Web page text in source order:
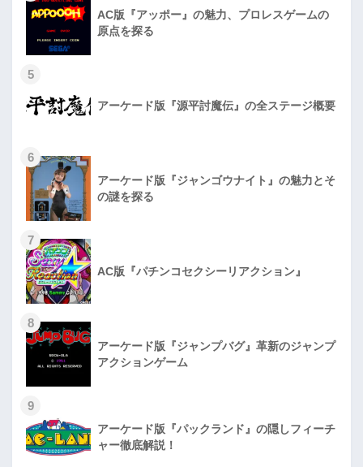
AC版『アッポー』の魅力、プロレスゲームの
原点を探る
5
アーケード版『源平討魔伝』の全ステージ概要
6
アーケード版『ジャンゴウナイト』の魅力とそ
の謎を探る
7
AC版『パチンコセクシーリアクション』
8
アーケード版『ジャンプバグ』革新のジャンプ
アクションゲーム
9
アーケード版『パックランド』の隠しフィーチ
ャー徹底解説！